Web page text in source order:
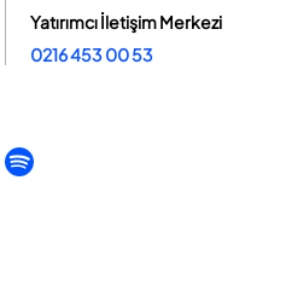
Yatırımcı İletişim Merkezi
0216 453 00 53